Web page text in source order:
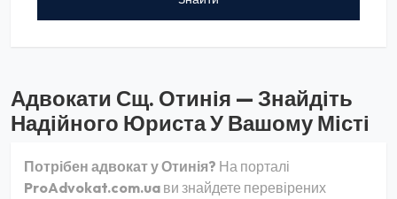
Адвокати Сщ. Отинія — Знайдіть
Надійного Юриста У Вашому Місті
Потрібен адвокат у Отинія? На порталі
ProAdvokat.com.ua ви знайдете перевірених